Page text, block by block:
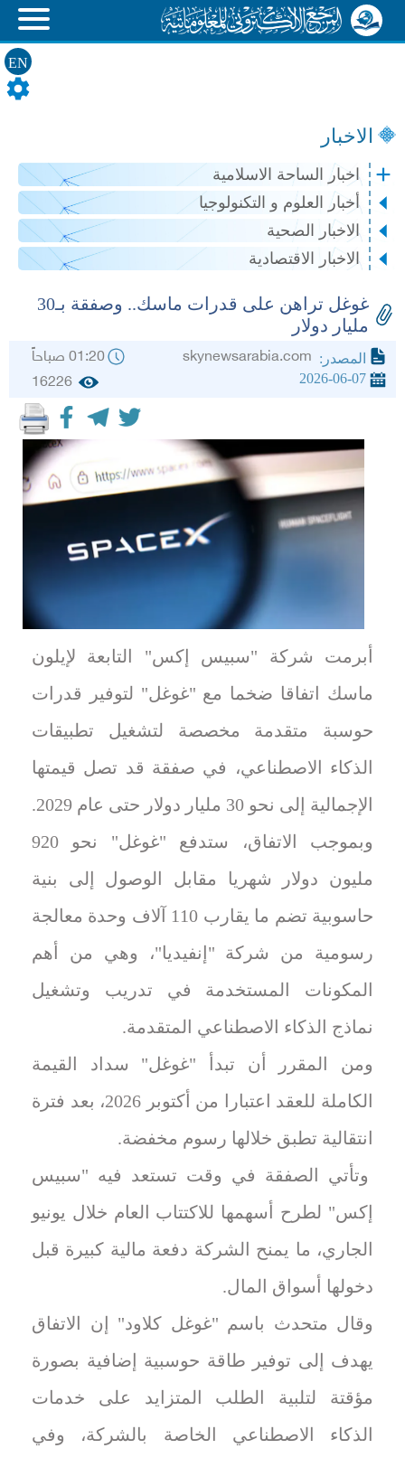
EN
الاخبار
اخبار الساحة الاسلامية
أخبار العلوم و التكنولوجيا
الاخبار الصحية
الاخبار الاقتصادية
غوغل تراهن على قدرات ماسك.. وصفقة بـ30
مليار دولار
المصدر: 01:20 صباحاً
2026-06-07
16226
أبرمت شركة "سبيس إكس" التابعة لإيلون
ماسك اتفاقا ضخما مع "غوغل" لتوفير قدرات
حوسبة متقدمة مخصصة لتشغيل تطبيقات
الذكاء الاصطناعي، في صفقة قد تصل قيمتها
الإجمالية إلى نحو 30 مليار دولار حتى عام 2029.
وبموجب الاتفاق، ستدفع "غوغل" نحو 920
مليون دولار شهريا مقابل الوصول إلى بنية
حاسوبية تضم ما يقارب 110 آلاف وحدة معالجة
رسومية من شركة "إنفيديا"، وهي من أهم
المكونات المستخدمة في تدريب وتشغيل
نماذج الذكاء الاصطناعي المتقدمة.
ومن المقرر أن تبدأ "غوغل" سداد القيمة
الكاملة للعقد اعتبارا من أكتوبر 2026، بعد فترة
انتقالية تطبق خلالها رسوم مخفضة.
وتأتي الصفقة في وقت تستعد فيه "سبيس
إكس" لطرح أسهمها للاكتتاب العام خلال يونيو
الجاري، ما يمنح الشركة دفعة مالية كبيرة قبل
دخولها أسواق المال.
وقال متحدث باسم "غوغل كلاود" إن الاتفاق
يهدف إلى توفير طاقة حوسبية إضافية بصورة
مؤقتة لتلبية الطلب المتزايد على خدمات
الذكاء الاصطناعي الخاصة بالشركة، وفي